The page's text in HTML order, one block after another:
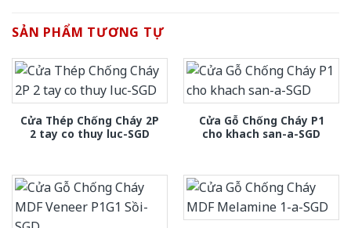
SẢN PHẨM TƯƠNG TỰ
Cửa Thép Chống Cháy 2P
2 tay co thuy luc-SGD
Cửa Gỗ Chống Cháy P1
cho khach san-a-SGD